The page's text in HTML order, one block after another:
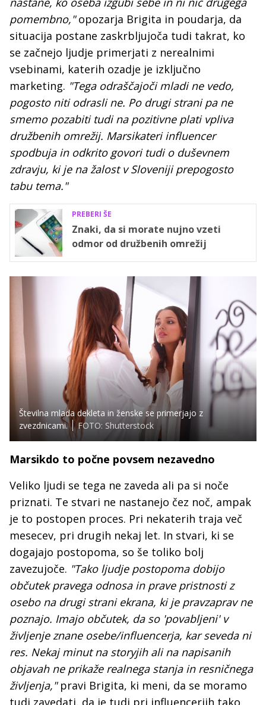
pomembno,"opozarja Brigita in poudarja, da
situacija postane zaskrbljujoča tudi takrat, ko
se začnejo ljudje primerjati z nerealnimi
vsebinami, katerih ozadje je izključno
marketing. "Tega odraščajoči mladi ne vedo,
pogosto niti odrasli ne. Po drugi strani pa ne
smemo pozabiti tudi na pozitivne plati vpliva
družbenih omrežij. Marsikateri influencer
spodbuja in odkrito govori tudi o duševnem
zdravju, ki je na žalost v Sloveniji prepogosto
tabu tema."
PREBERI ŠE
Znaki, da si morate nujno vzeti
odmor od družbenih omrežij
Številna mlada dekleta in ženske se primerjajo z
zvezdnicami.
FOTO: Shutterstock
Marsikdo to počne povsem nezavedno
Veliko ljudi se tega ne zaveda ali pa si noče
priznati. Te stvari ne nastanejo čez noč, ampak
je to postopen proces. Pri nekaterih traja več
mesecev, pri drugih nekaj let. In stvari, ki se
dogajajo postopoma, so še toliko bolj
zavezujoče. "Tako ljudje postopoma dobijo
občutek pravega odnosa in prave pristnosti z
osebo na drugi strani ekrana, ki je pravzaprav ne
poznajo. Imajo občutek, da so 'povabljeni' v
življenje znane osebe/influencerja, kar seveda ni
res. Nekaj minut na storyjih ali na napisanih
objavah ne prikaže realnega stanja in resničnega
življenja," pravi Brigita, ki meni, da se moramo